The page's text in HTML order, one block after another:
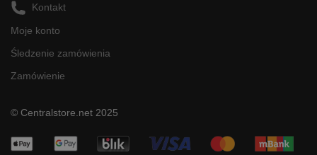
Kontakt
Moje konto
Śledzenie zamówienia
Zamówienie
© Centralstore.net 2025